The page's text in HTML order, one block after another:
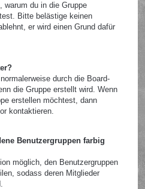
warum du in die Gruppe
Bitte belästige keinen
er wird einen Grund dafür
durch die Board-
die Gruppe erstellt wird. Wenn
erstellen möchtest, dann
kontaktieren.
Benutzergruppen farbig
möglich, den Benutzergruppen
sodass deren Mitglieder